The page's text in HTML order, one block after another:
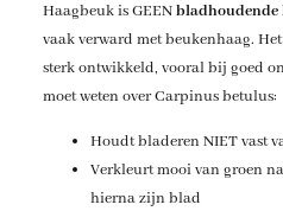
Haagbeuk is GEENbladhoudende
vaak verward met beukenhaag.
sterk ontwikkeld, vooral bij goed
moet weten over Carpinus betulus:
Houdt bladeren NIET vast
Verkleurt mooi van groen
hierna zijn blad